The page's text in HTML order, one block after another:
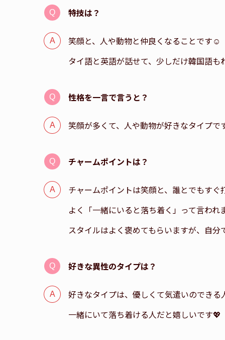
特技は？
笑顔と、人や動物と仲良くなることです☺️
タイ語と英語が話せて、少しだけ韓国
性格を一言で言うと？
笑顔が多くて、人や動物が好きなタイプで
チャームポイントは？
チャームポイントは笑顔と、誰とでもすぐ
よく「一緒にいると落ち着く」って言われ
スタイルはよく褒めてもらいますが、自
好きな異性のタイプは？
好きなタイプは、優しくて気遣いのでき
一緒にいて落ち着ける人だと嬉しいです💖